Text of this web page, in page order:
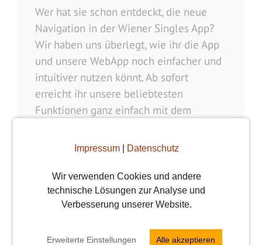
Impressum| Datenschutz
Wir verwenden Cookies und andere
technische Lösungen zur Analyse und
Verbesserung unserer Website.
Erweiterte Einstellungen Alle akzeptieren
Wer hat sie schon entdeckt, die neue
Navigation in der Wiener Singles App?
Wir haben uns überlegt, wie ihr die App
und unsere WebApp noch einfacher und
intuitiver nutzen könnt. Ab sofort
erreicht ihr unsere beliebtesten
Funktionen ganz einfach mit dem
Startseite kommt ihr bei „Entdecken“, die
weiterlesen